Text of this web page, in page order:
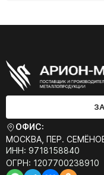
ОФИС:
МОСКВА, ПЕР.
ИНН: 9718158840
ОГРН: 1207700238910